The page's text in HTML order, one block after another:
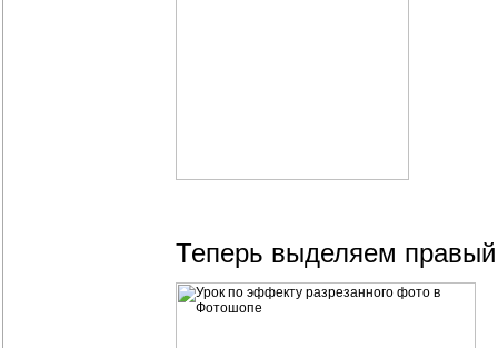
Теперь выделяем правый